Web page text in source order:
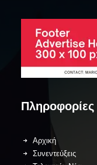
Πληροφορίες
Αρχική
Συνεντεύξεις